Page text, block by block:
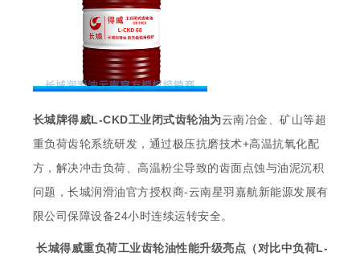
长城牌得威L-CKD工业闭式齿轮油为云南冶金、矿山等超
重负荷齿轮系统研发，通过极压抗磨技术+高温抗氧化配
方，解决冲击负荷、高温粉尘导致的齿面点蚀与油泥沉积
问题，长城润滑油官方授权商-云南星羽嘉航新能源发展有
限公司保障设备24小时连续运转安全。
长城得威重负荷工业齿轮油性能升级亮点（对比中负荷L-